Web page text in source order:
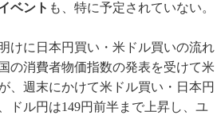
ベント も、特に予定されていない。
けに日本円買い・米ドル買いの流れ
の消費者物価指数の発表を受けて米
、週末にかけて米ドル買い・日本円
ドル円は149円前半まで上昇し、ユ